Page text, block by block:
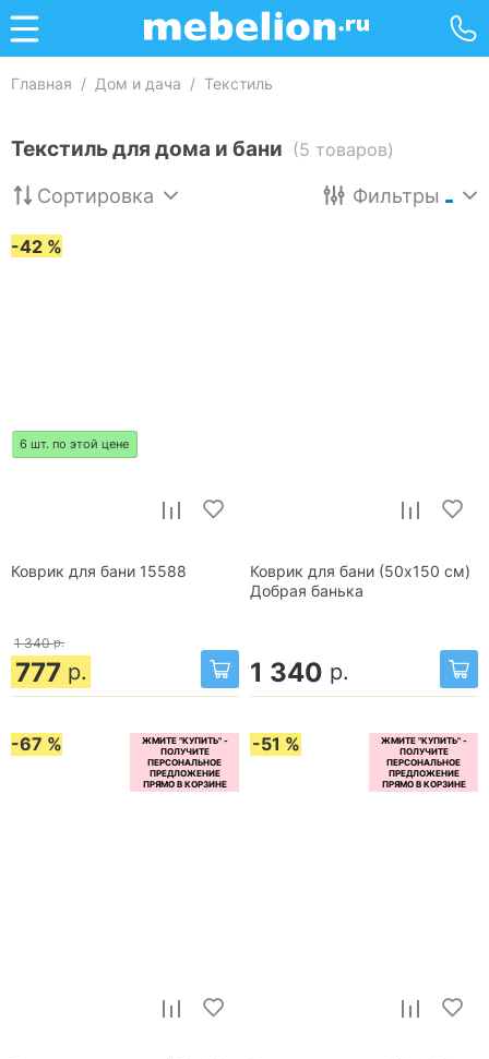
Главная / Дом и дача / Текстиль
Текстиль для дома и бани (5 товаров)
Сортировка Фильтры
-42 %
6 шт. по этой цене
Коврик для бани 15588
1 340 р.
777 р.
Коврик для бани (50x150 см)
Добрая банька
1 340 р.
-67 % -51 %